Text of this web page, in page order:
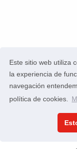
Este sitio web utiliza
la experiencia de
navegación
política de cookies.
Este portal usa la